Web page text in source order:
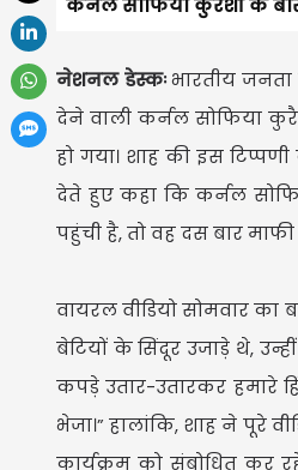
नेशनल डेस्कःभारतीय
देने वाली कर्नल सोफिया
हो गया। शाह की इस
देते हुए कहा कि कर्नल
पहुंची है, तो वह दस बार
वायरल वीडियो सोमवार का
बेटियों के सिंदूर उजाड़े थे,
कपड़े उतार-उतारकर हमारे
भेजा।” हालांकि, शाह ने पूरे
कार्यक्रम को संबोधित कर